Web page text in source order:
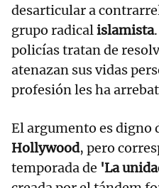
desarticular a
grupo radicalislamista
policías tratan de
atenazan sus vidas
profesión les ha
El argumento es digno
Hollywood, pero
temporada de 'La